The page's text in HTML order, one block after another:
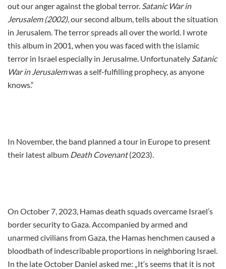
out our anger against the global terror. Satanic War in
Jerusalem (2002), our second album, tells about the situation
in Jerusalem. The terror spreads all over the world. I wrote
this album in 2001, when you was faced with the islamic
terror in Israel especially in Jerusalme. Unfortunately Satanic
War in Jerusalemwas a self-fulfilling prophecy, as anyone
knows.“
In November, the band planned a tour in Europe to present
their latest album Death Covenant(2023).
On October 7, 2023, Hamas death squads overcame Israel’s
border security to Gaza. Accompanied by armed and
unarmed civilians from Gaza, the Hamas henchmen caused a
bloodbath of indescribable proportions in neighboring Israel.
In the late October Daniel asked me: „It‘s seems that it is not